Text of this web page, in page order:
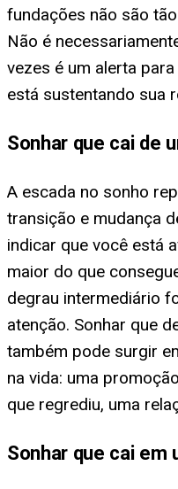
fundações não são
Não é
vezes é um alerta
está sustentando sua
Sonhar que cai de
A escada no sonho
transição e mudança
indicar que você está
maior do que
degrau intermediário
atenção. Sonhar que
também pode surgir
na vida: uma
que regrediu, uma
Sonhar que cai em